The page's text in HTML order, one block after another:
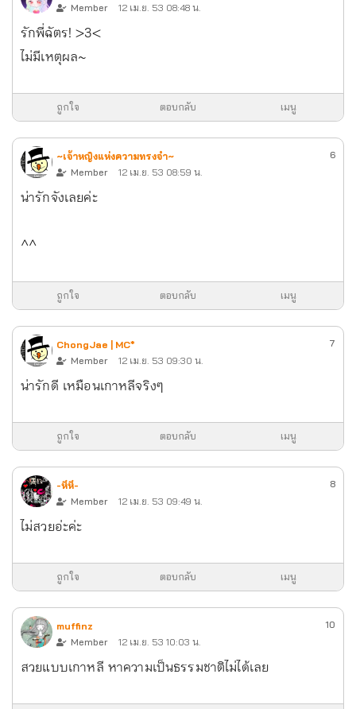
Member
12 เม.ย. 53 08:48 น.
รักพี่ฉัตร! >3<
ไม่มีเหตุผล~
ถูกใจ ตอบกลับ เมนู
~เจ้าหญิงแห่งความทรงจำ~
Member
12 เม.ย. 53 08:59 น.
6
น่ารักจังเลยค่ะ
^^
ถูกใจ ตอบกลับ เมนู
ChongJae | MC*
Member
12 เม.ย. 53 09:30 น.
7
น่ารักดี เหมือนเกาหลีจริงๆ
ถูกใจ ตอบกลับ เมนู
-หึหึ-
Member
12 เม.ย. 53 09:49 น.
8
ไม่สวยอ่ะค่ะ
ถูกใจ ตอบกลับ เมนู
muffinz
Member
12 เม.ย. 53 10:03 น.
10
สวยแบบเกาหลี หาความเป็นธรรมชาติไม่ได้เลย